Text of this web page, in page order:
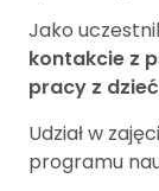
Jako
kontakcie z
pracy z
Udział w
programu